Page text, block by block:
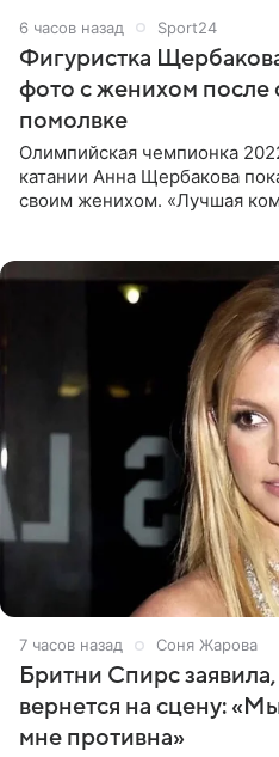
6 часов назад Sport24
Фигуристка
фото с женихом после
помолвке
Олимпийская чемпионка
катании Анна Щербакова
своим женихом. «Лучшая
7 часов назад Соня Жарова
Бритни Спирс
вернется на сцену:
мне противна»